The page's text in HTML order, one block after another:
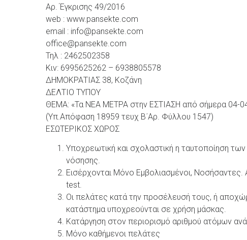
Αρ. Έγκρισης 49/2016
web : www.pansekte.com
email : info@pansekte.com
office@pansekte.com
Τηλ : 2462502358
Κιν: 6995625262 – 6938805578
ΔΗΜΟΚΡΑΤΙΑΣ 38, Κοζάνη
ΔΕΛΤΙΟ ΤΥΠΟΥ
ΘΕΜΑ: «Τα ΝΕΑ ΜΕΤΡΑ στην ΕΣΤΙΑΣΗ από σήμερα 04-
(Υπ.Απόφαση 18959 τευχ Β΄Αρ. Φύλλου 1547)
ΕΣΩΤΕΡΙΚΟΣ ΧΩΡΟΣ
Υποχρεωτική και σχολαστική η ταυτοποίηση
νόσησης.
Εισέρχονται Μόνο Εμβολιασμένοι,
test.
Οι πελάτες κατά την προσέλευσή τους, ή
κατάστημα υποχρεούνται σε χρήση μάσκας.
Κατάργηση στον περιορισμό αριθμού ατόμων
Μόνο καθήμενοι πελάτες